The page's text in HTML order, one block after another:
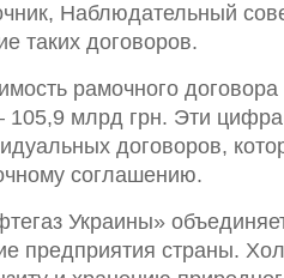
Наблюдательный
таких договоров.
рамочного
105,9 млрд грн. Эти
договоров,
соглашению.
Украины»
предприятия страны.